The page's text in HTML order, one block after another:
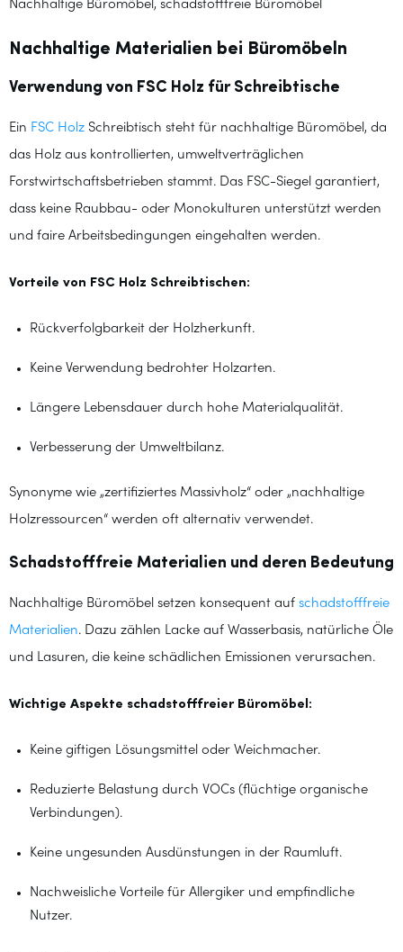
Nachhaltige Büromöbel, schadstofffreie Büromöbel
Nachhaltige Materialien bei Büromöbeln
Verwendung von FSC Holz für Schreibtische
Ein FSC Holz Schreibtisch steht für nachhaltige Büromöbel, da
das Holz aus kontrollierten, umweltverträglichen
Forstwirtschaftsbetrieben stammt. Das FSC-Siegel garantiert,
dass keine Raubbau- oder Monokulturen unterstützt werden
und faire Arbeitsbedingungen eingehalten werden.
Vorteile von FSC Holz Schreibtischen:
Rückverfolgbarkeit der Holzherkunft.
Keine Verwendung bedrohter Holzarten.
Längere Lebensdauer durch hohe Materialqualität.
Verbesserung der Umweltbilanz.
Synonyme wie „zertifiziertes Massivholz“ oder „nachhaltige
Holzressourcen“ werden oft alternativ verwendet.
Schadstofffreie Materialien und deren Bedeutung
Nachhaltige Büromöbel setzen konsequent auf schadstofffreie
Materialien. Dazu zählen Lacke auf Wasserbasis, natürliche Öle
und Lasuren, die keine schädlichen Emissionen verursachen.
Wichtige Aspekte schadstofffreier Büromöbel:
Keine giftigen Lösungsmittel oder Weichmacher.
Reduzierte Belastung durch VOCs (flüchtige organische
Verbindungen).
Keine ungesunden Ausdünstungen in der Raumluft.
Nachweisliche Vorteile für Allergiker und empfindliche
Nutzer.